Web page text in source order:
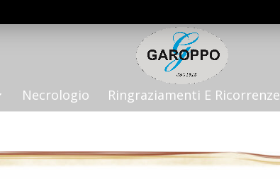
Necrologio Ringraziamenti E Ricorrenze